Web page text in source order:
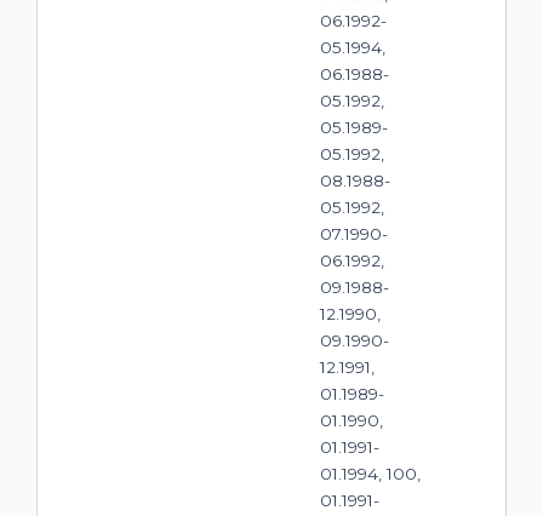
06.1992-
05.1994,
06.1988-
05.1992,
05.1989-
05.1992,
08.1988-
05.1992,
07.1990-
06.1992,
09.1988-
12.1990,
09.1990-
12.1991,
01.1989-
01.1990,
01.1991-
01.1994, 100,
01.1991-